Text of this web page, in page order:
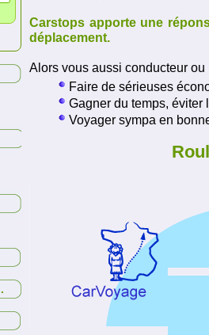
Carstops apporte une
déplacement.
Alors vous aussi conducteur
Faire de sérieuses
Gagner du temps, éviter
Voyager sympa en